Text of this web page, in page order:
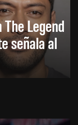
Legend
señala al